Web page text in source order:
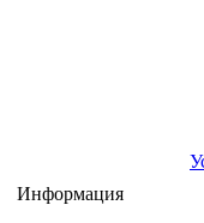
Информация